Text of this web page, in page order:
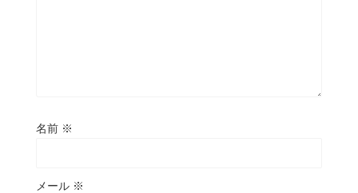
名前 ※
メール ※